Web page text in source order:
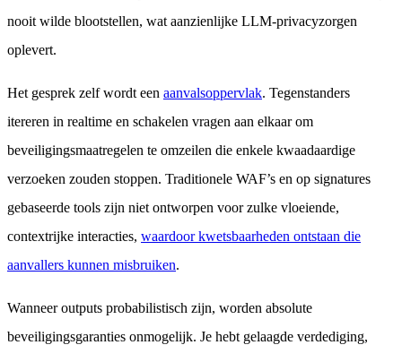
nooit wilde blootstellen, wat aanzienlijke LLM-privacyzorgen
oplevert.
Het gesprek zelf wordt een aanvalsoppervlak. Tegenstanders
itereren in realtime en schakelen vragen aan elkaar om
beveiligingsmaatregelen te omzeilen die enkele kwaadaardige
verzoeken zouden stoppen. Traditionele WAF’s en op signatures
gebaseerde tools zijn niet ontworpen voor zulke vloeiende,
contextrijke interacties, waardoor kwetsbaarheden ontstaan die
aanvallers kunnen misbruiken.
Wanneer outputs probabilistisch zijn, worden absolute
beveiligingsgaranties onmogelijk. Je hebt gelaagde verdediging,